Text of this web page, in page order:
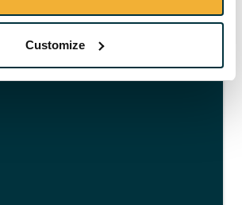
Customize